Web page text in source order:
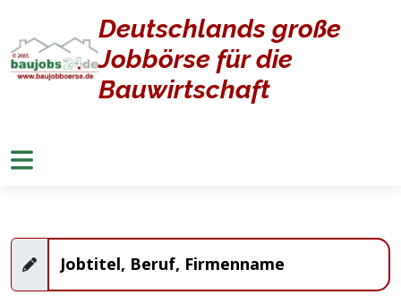
Deutschlands große
Jobbörse für die
Bauwirtschaft
Jobangebote
Home
Stellenangebote